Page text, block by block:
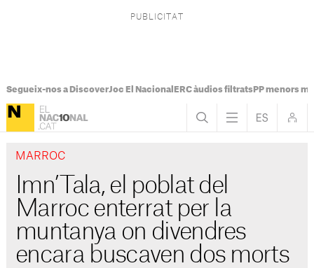
Segueix-nos a DiscoverJoc El Nacional ERC àudios filtratsPP menors
MARROC
Imn’Tala, el poblat del
Marroc enterrat per la
muntanya on divendres
encara buscaven dos morts